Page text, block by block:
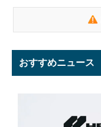
おすすめニュース